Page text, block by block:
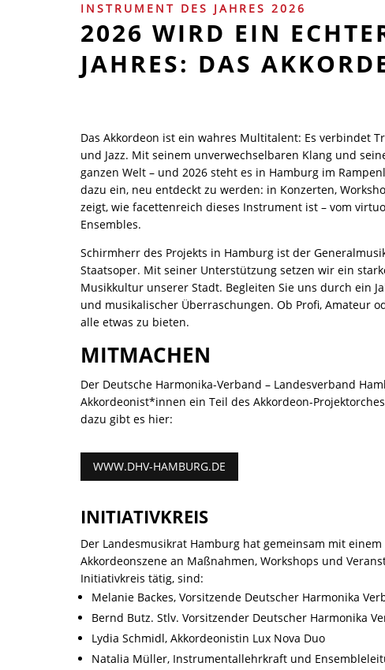
INSTRUMENT DES JAHRES 2026
2026 WIRD EIN
JAHRES: DAS
Das Akkordeon ist ein wahres Multitalent: Es verbindet
und Jazz. Mit seinem unverwechselbaren Klang und
ganzen Welt – und 2026 steht es in Hamburg im
dazu ein, neu entdeckt zu werden: in Konzerten,
zeigt, wie facettenreich dieses Instrument ist – vom
Ensembles.
Schirmherr des Projekts in Hamburg ist der
Staatsoper. Mit seiner Unterstützung setzen wir ein
Musikkultur unserer Stadt. Begleiten Sie uns durch ein
und musikalischer Überraschungen. Ob Profi, Amateur
alle etwas zu bieten.
MITMACHEN
Der Deutsche Harmonika-Verband – Landesverband
Akkordeonist*innen ein Teil des Akkordeon-
dazu gibt es hier:
WWW.DHV-HAMBURG.DE
INITIATIVKREIS
Der Landesmusikrat Hamburg hat gemeinsam mit
Akkordeonszene an Maßnahmen, Workshops und
Initiativkreis tätig, sind:
Melanie Backes, Vorsitzende Deutscher Harmonika
Bernd Butz. Stlv. Vorsitzender Deutscher Harmonika
Lydia Schmidl, Akkordeonistin Lux Nova Duo
Natalia Müller, Instrumentallehrkraft und